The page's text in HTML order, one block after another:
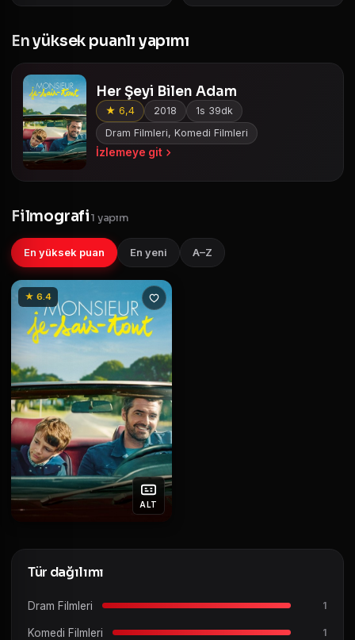
En yüksek puanlı yapımı
Her Şeyi Bilen Adam
★ 6,4 2018
1s 39dk
Dram Filmleri, Komedi Filmleri
İzlemeye git
Filmografi1 yapım
En yüksek puan En yeni A–Z
★ 6.4
ALT
Tür dağılımı
Dram Filmleri 1
Komedi Filmleri 1